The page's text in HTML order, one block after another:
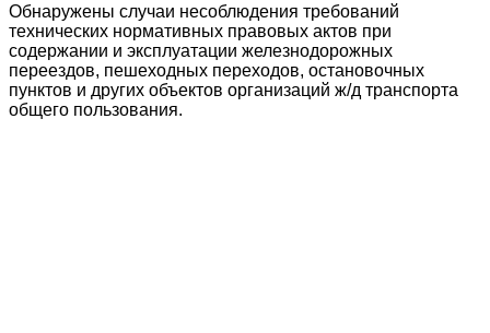
Обнаружены случаи несоблюдения требований
технических нормативных правовых актов при
содержании и эксплуатации железнодорожных
переездов, пешеходных переходов, остановочных
пунктов и других объектов организаций ж/д транспорта
общего пользования.